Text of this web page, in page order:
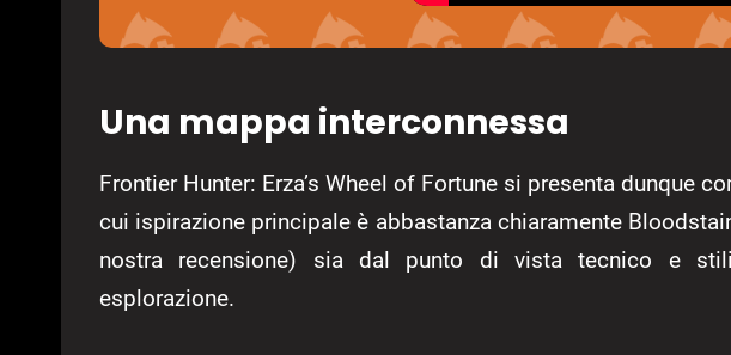
Una mappa interconnessa
Frontier Hunter: Erza’s Wheel of Fortune si presenta dunque
cui ispirazione principale è abbastanza chiaramente
nostra recensione) sia dal punto di vista tecnico e
esplorazione.